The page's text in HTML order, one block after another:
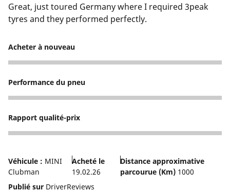
Great, just toured Germany where I required 3peak
tyres and they performed perfectly.
Acheter à nouveau
5
Performance du pneu
4
Rapport qualité-prix
3
Véhicule : MINI
Clubman
Acheté le
19.02.26
Distance approximative
parcourue (Km) 1000
Publié sur DriverReviews